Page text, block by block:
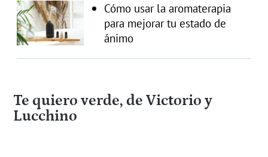
Cómo usar la aromaterapia
para mejorar tu estado de
ánimo
Te quiero verde, de Victorio y
Lucchino